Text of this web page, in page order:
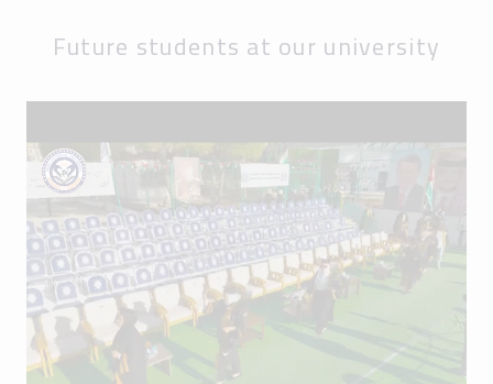
Future students at our university